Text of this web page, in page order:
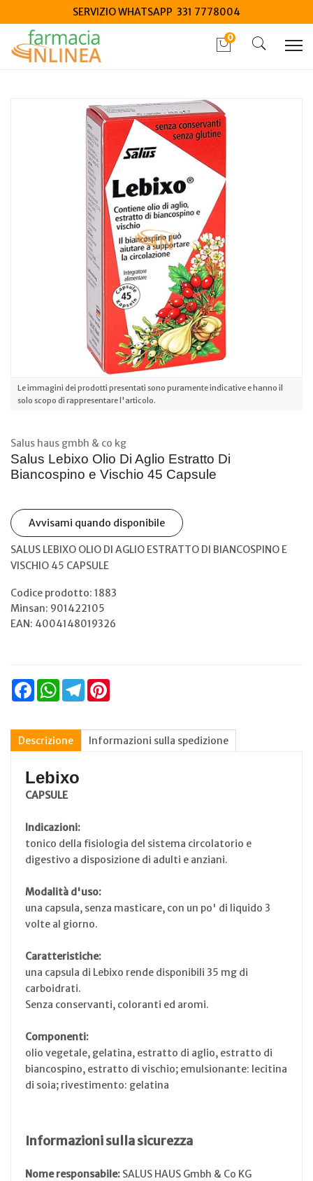
SERVIZIO WHATSAPP 331 7778004
0
Salus Lebixo Olio Di Aglio Estratto Di Biancospino e Vischio
45 Capsule
Le immagini dei prodotti presentati sono puramente indicative e hanno il
solo scopo di rappresentare l'articolo.
Salus haus gmbh & co kg
Salus Lebixo Olio Di Aglio Estratto Di
Biancospino e Vischio 45 Capsule
Avvisami quando disponibile
SALUS LEBIXO OLIO DI AGLIO ESTRATTO DI BIANCOSPINO E
VISCHIO 45 CAPSULE
Codice prodotto: 1883
Minsan: 901422105
EAN: 4004148019326
FacebookWhatsAppTelegram
Descrizione Informazioni sulla spedizione
Lebixo
CAPSULE
Indicazioni:
tonico della fisiologia del sistema circolatorio e
digestivo a disposizione di adulti e anziani.
Modalità d'uso:
una capsula, senza masticare, con un po' di liquido 3
volte al giorno.
Caratteristiche:
una capsula di Lebixo rende disponibili 35 mg di
carboidrati.
Senza conservanti, coloranti ed aromi.
Componenti:
olio vegetale, gelatina, estratto di aglio, estratto di
biancospino, estratto di vischio; emulsionante: lecitina
di soia; rivestimento: gelatina
Informazioni sulla sicurezza
Nome responsabile: SALUS HAUS Gmbh & Co KG